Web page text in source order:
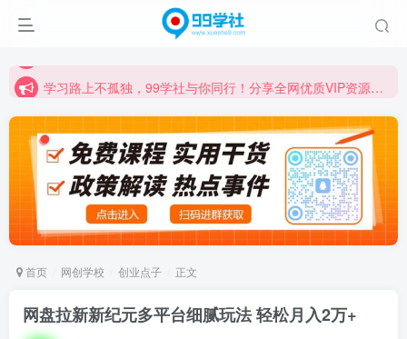
学习路上不孤独，99学社与你同行！分享全网优质VIP资源，炒股教程、创业教程、网络营销教程、自媒体短视频教程等，长期更新各大精品创业项目！
学习路上不孤独，99学社与你同行！分享全网优质VIP资源，炒股教程、创业教程、网络营销教程、自媒体短视频教程等，长期更新各大精品创业项目！
首页 网创学校 创业点子 正文
网盘拉新新纪元多平台细腻玩法 轻松月入2万+